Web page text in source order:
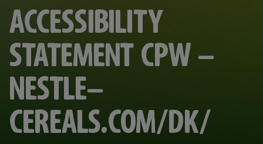
ACCESSIBILITY
STATEMENT CPW -
NESTLE-
CEREALS.COM/DK/